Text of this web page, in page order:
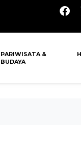
PARIWISATA &
BUDAYA